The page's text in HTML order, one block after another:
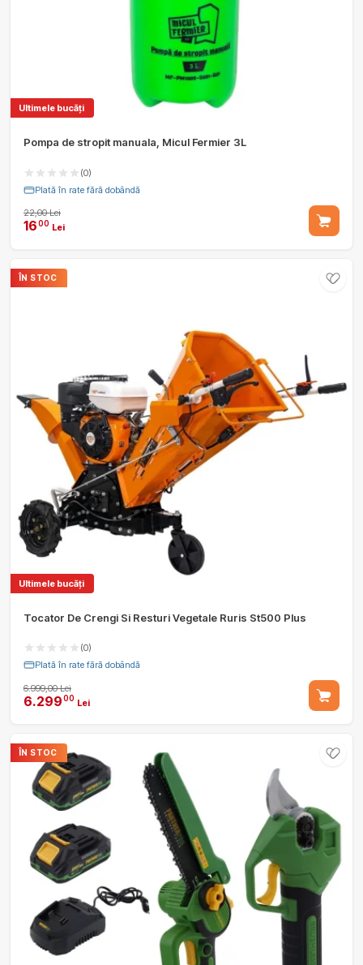
Ultimele bucăți
Pompa de stropit manuala, Micul Fermier 3L
(0)
Plată în rate fără dobândă
22,00 Lei
1600 Lei
ÎN STOC
Ultimele bucăți
Tocator De Crengi Si Resturi Vegetale Ruris St500 Plus
(0)
Plată în rate fără dobândă
6.999,00 Lei
6.29900 Lei
ÎN STOC